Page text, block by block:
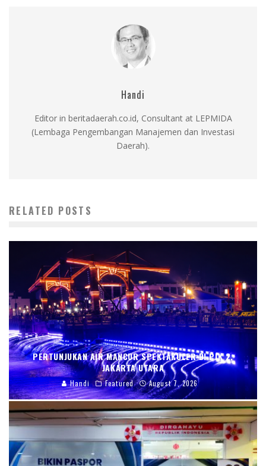
Handi
Editor in beritadaerah.co.id, Consultant at LEPMIDA
(Lembaga Pengembangan Manajemen dan Investasi
Daerah).
RELATED POSTS
PERTUNJUKAN AIR MANCUR SPEKTAKULER DI PIK 2,
JAKARTA UTARA
Handi Featured August 7, 2026